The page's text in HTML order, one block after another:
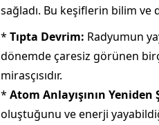
sağladı. Bu keşiflerin bilim ve
* Tıpta Devrim: Radyumun
dönemde çaresiz görünen
mirasçısıdır.
* Atom Anlayışının
oluştuğunu ve enerji